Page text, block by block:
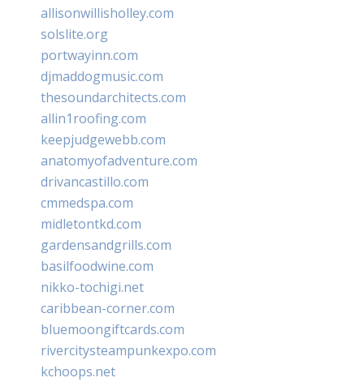
allisonwillisholley.com
solslite.org
portwayinn.com
djmaddogmusic.com
thesoundarchitects.com
allin1roofing.com
keepjudgewebb.com
anatomyofadventure.com
drivancastillo.com
cmmedspa.com
midletontkd.com
gardensandgrills.com
basilfoodwine.com
nikko-tochigi.net
caribbean-corner.com
bluemoongiftcards.com
rivercitysteampunkexpo.com
kchoops.net